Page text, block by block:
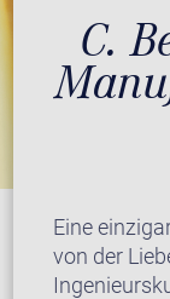
C.
Eine
von der